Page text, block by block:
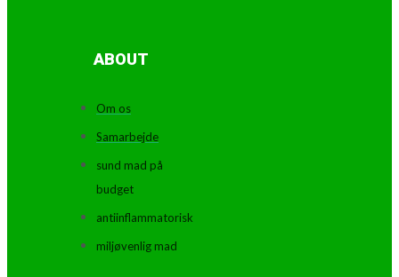
ABOUT
Om os
Samarbejde
sund mad på
budget
antiinflammatorisk
miljøvenlig mad